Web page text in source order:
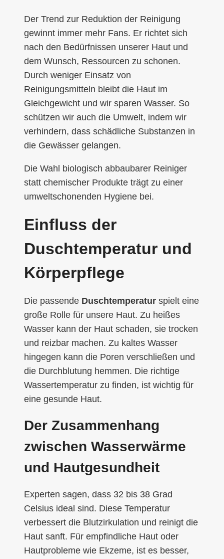
Der Trend zur Reduktion der Reinigung
gewinnt immer mehr Fans. Er richtet sich
nach den Bedürfnissen unserer Haut und
dem Wunsch, Ressourcen zu schonen.
Durch weniger Einsatz von
Reinigungsmitteln bleibt die Haut im
Gleichgewicht und wir sparen Wasser. So
schützen wir auch die Umwelt, indem wir
verhindern, dass schädliche Substanzen in
die Gewässer gelangen.
Die Wahl biologisch abbaubarer Reiniger
statt chemischer Produkte trägt zu einer
umweltschonenden Hygiene bei.
Einfluss der
Duschtemperatur und
Körperpflege
Die passende Duschtemperatur spielt eine
große Rolle für unsere Haut. Zu heißes
Wasser kann der Haut schaden, sie trocken
und reizbar machen. Zu kaltes Wasser
hingegen kann die Poren verschließen und
die Durchblutung hemmen. Die richtige
Wassertemperatur zu finden, ist wichtig für
eine gesunde Haut.
Der Zusammenhang
zwischen Wasserwärme
und Hautgesundheit
Experten sagen, dass 32 bis 38 Grad
Celsius ideal sind. Diese Temperatur
verbessert die Blutzirkulation und reinigt die
Haut sanft. Für empfindliche Haut oder
Hautprobleme wie Ekzeme, ist es besser,